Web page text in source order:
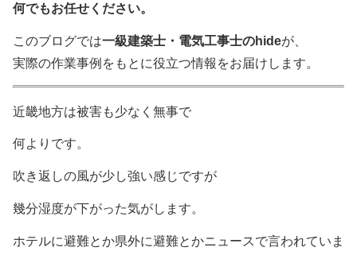
何でもお任せください。
このブログでは一級建築士・電気工事士のhideが、
実際の作業事例をもとに役立つ情報をお届けします。
近畿地方は被害も少なく無事で
何よりです。
吹き返しの風が少し強い感じですが
幾分湿度が下がった気がします。
ホテルに避難とか県外に避難とかニュースで言われていま